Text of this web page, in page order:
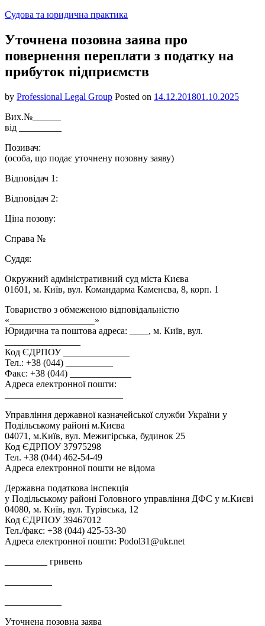
Судова та юридична практика
Уточнена позовна заява про
повернення переплати з податку на
прибуток підприємств
by Professional Legal Group Posted on 14.12.201801.10.2025
Вих.№______
від _________
Позивач:
(особа, що подає уточнену позовну заяву)
Відповідач 1:
Відповідач 2:
Ціна позову:
Справа №
Суддя:
Окружний адміністративний суд міста Києва
01601, м. Київ, вул. Командарма Каменєва, 8, корп. 1
Товариство з обмеженою відповідальністю
«__________________»
Юридична та поштова адреса: ____, м. Київ, вул.
Код ЄДРПОУ ______________
Тел.: +38 (044) __________
Факс: +38 (044) _____________
Адреса електронної пошти:
Управління державної казначейської служби України у
Подільському районі м.Києва
04071, м.Київ, вул. Межигірська, будинок 25
Код ЄДРПОУ 37975298
Тел. +38 (044) 462-54-49
Адреса електронної пошти не відома
Державна податкова інспекція
у Подільському районі Головного управління ДФС у м.Києві
04080, м. Київ, вул. Турівська, 12
Код ЄДРПОУ 39467012
Тел./факс: +38 (044) 425-53-30
Адреса електронної пошти: Podol31@ukr.net
_________ гривень
Уточнена позовна заява